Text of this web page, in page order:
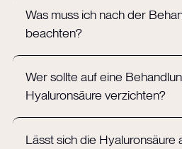
Was muss ich nach der
beachten?
Wer sollte auf eine
Hyaluronsäure verzichten?
Lässt sich die Hyaluronsäure